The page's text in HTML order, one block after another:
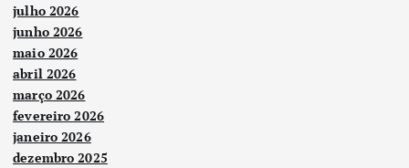
julho 2026
junho 2026
maio 2026
abril 2026
março 2026
fevereiro 2026
janeiro 2026
dezembro 2025